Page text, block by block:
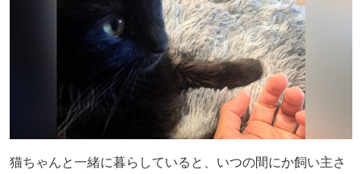
猫ちゃんと一緒に暮らしていると、いつの間にか飼い主さ